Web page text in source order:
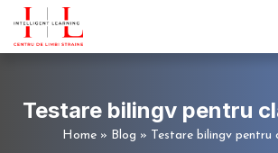
Testare bilingv pentru
Home» Blog » Testare bilingv pentru